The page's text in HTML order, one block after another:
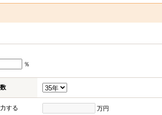
％
する 万円